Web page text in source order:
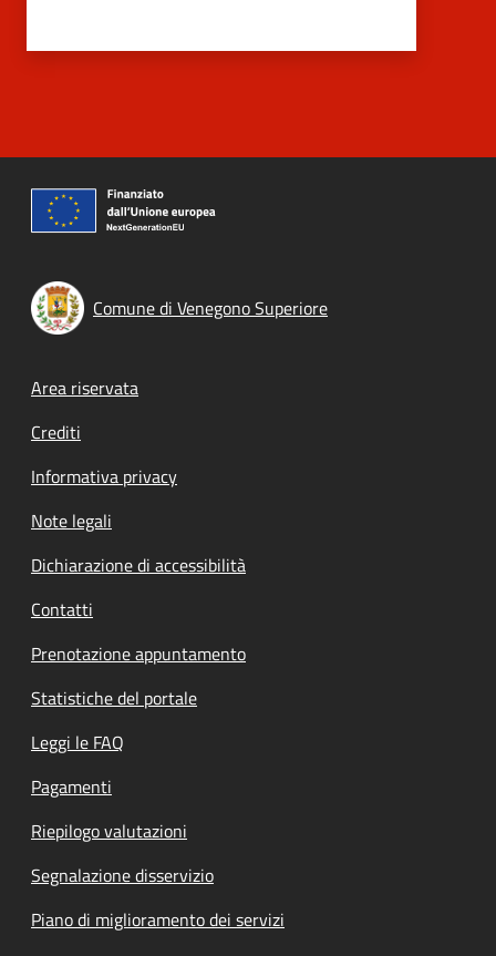
Comune di Venegono Superiore
Footer menu
Area riservata
Crediti
Informativa privacy
Note legali
Dichiarazione di accessibilità
Contatti
Prenotazione appuntamento
Statistiche del portale
Leggi le FAQ
Pagamenti
Riepilogo valutazioni
Segnalazione disservizio
Piano di miglioramento dei servizi